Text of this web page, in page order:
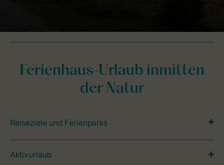
Ferienhaus-Urlaub inmitten
der Natur
Reiseziele und Ferienparks
Aktivurlaub